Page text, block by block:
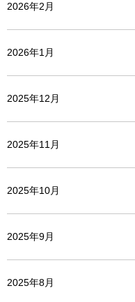
2026年2月
2026年1月
2025年12月
2025年11月
2025年10月
2025年9月
2025年8月